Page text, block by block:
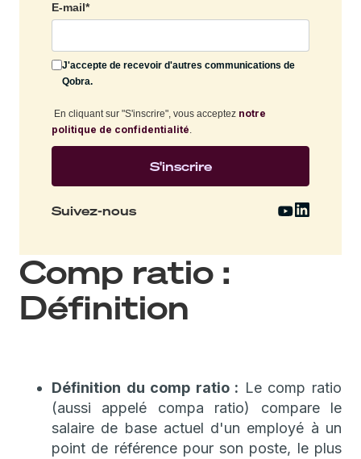
Comp ratio :
Définition
Définition du comp ratio : Le comp ratio
(aussi appelé compa ratio) compare le
salaire de base actuel d'un employé à un
point de référence pour son poste, le plus
E-mail*
J'accepte de recevoir d'autres communications de
Qobra.
En cliquant sur "S'inscrire", vous acceptez notre
politique de confidentialité.
Suivez-nous